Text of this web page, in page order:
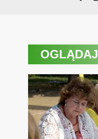
OGLĄDAJ